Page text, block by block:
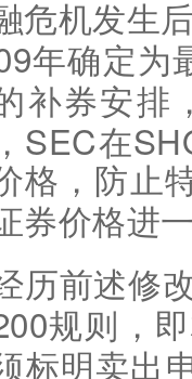
危机发生
年确定为
补券安排
SEC在
格，防止
券价格进
历前述修
规则，
标明卖出